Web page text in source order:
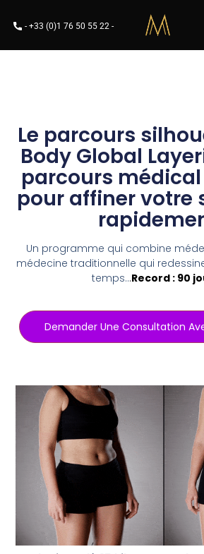
- +33 (0)1 76 50 55 22 -
Le parcours
Body Global
parcours
pour affiner votre
Un programme qui combine
médecine traditionnelle qui
temps...Record : 90
Demander Une Consultation